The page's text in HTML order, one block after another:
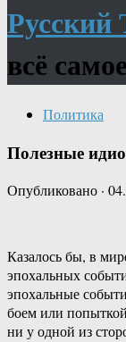
Русский
всё
Политика
Полезные
Опубликовано ·
Казалось бы, в
эпохальных
эпохальные
боем или
ни у одной из